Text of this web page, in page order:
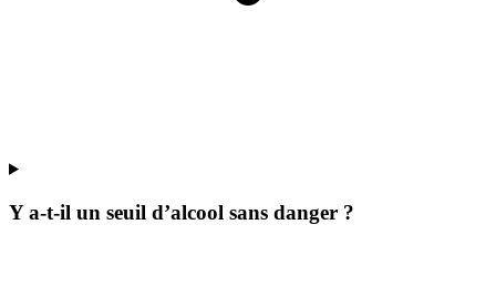
Y a-t-il un seuil d’alcool sans danger ?